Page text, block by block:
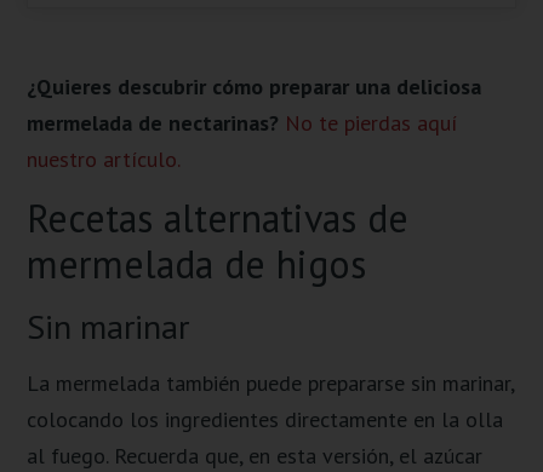
¿Quieres descubrir cómo preparar una deliciosa
mermelada de nectarinas? No te pierdas aquí
nuestro artículo.
Recetas alternativas de
mermelada de higos
Sin marinar
La mermelada también puede prepararse sin marinar,
colocando los ingredientes directamente en la olla
al fuego. Recuerda que, en esta versión, el azúcar